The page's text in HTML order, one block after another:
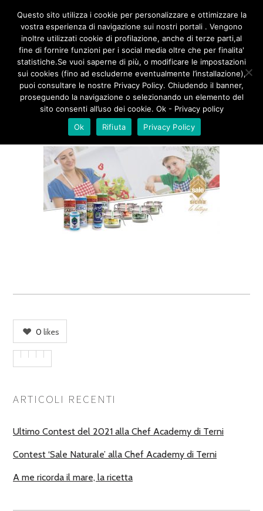
PER ARTICOLO
0 likes
ARTICOLI RECENTI
Ultimo Contest del 2021 alla Chef Academy di Terni
Contest ‘Sale Naturale’ alla Chef Academy di Terni
A me ricorda il mare, la ricetta
Questo sito utilizza i cookie per personalizzare e ottimizzare la
vostra esperienza di navigazione sui nostri portali . Vengono
inoltre utilizzati cookie di profilazione, anche di terze parti,al
fine di fornire funzioni per i social media oltre che per finalita'
statistiche.Se vuoi saperne di più, o modificare le impostazioni
sui cookies (fino ad escluderne eventualmente l’installazione),
puoi consultare le nostre Privacy Policy. Chiudendo il banner,
proseguendo la navigazione o selezionando un elemento del
sito consenti all’uso dei cookie. Ok - Privacy policy
Ok
Rifiuta Privacy Policy